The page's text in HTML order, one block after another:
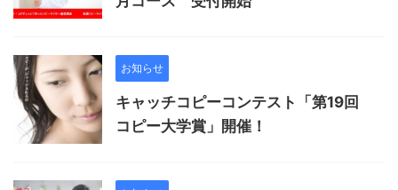
お知らせ
キャッチコピーコンテスト「第19回
コピー大学賞」開催！